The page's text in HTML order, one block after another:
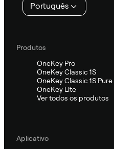
Português
Produtos
OneKey Pro
OneKey Classic 1S
OneKey Classic 1S Pure
OneKey Lite
Ver todos os produtos
Aplicativo